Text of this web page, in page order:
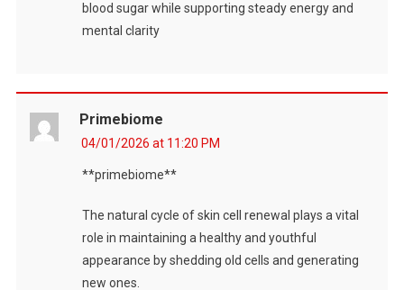
blood sugar while supporting steady energy and
mental clarity
Primebiome
04/01/2026 at 11:20 PM
**primebiome**
The natural cycle of skin cell renewal plays a vital
role in maintaining a healthy and youthful
appearance by shedding old cells and generating
new ones.